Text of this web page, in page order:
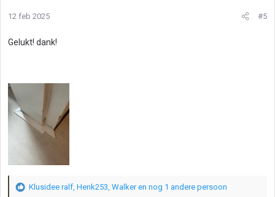
12 feb 2025 #5
Gelukt! dank!
W
Klusidee ralf, Henk253, Walkeren nog 1 andere persoon